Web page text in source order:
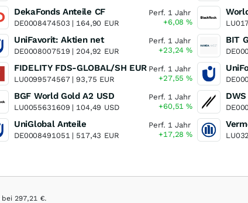
DekaFonds Anteile CF
DE0008474503 | 164,90 EUR
Perf. 1 Jahr
+6,08%
UniFavorit: Aktien net
DE0008007519 | 204,92 EUR
Perf. 1 Jahr
+23,24%
FIDELITY FDS-GLOBAL/SH EUR
LU0099574567 |93,75 EUR
Perf. 1 Jahr
+27,55%
BGF World Gold A2 USD
LU0055631609 | 104,49 USD
Perf. 1 Jahr
+60,51%
UniGlobal Anteile
DE0008491051 | 517,43 EUR
Perf. 1 Jahr
+17,28%
bei 297,21 €.